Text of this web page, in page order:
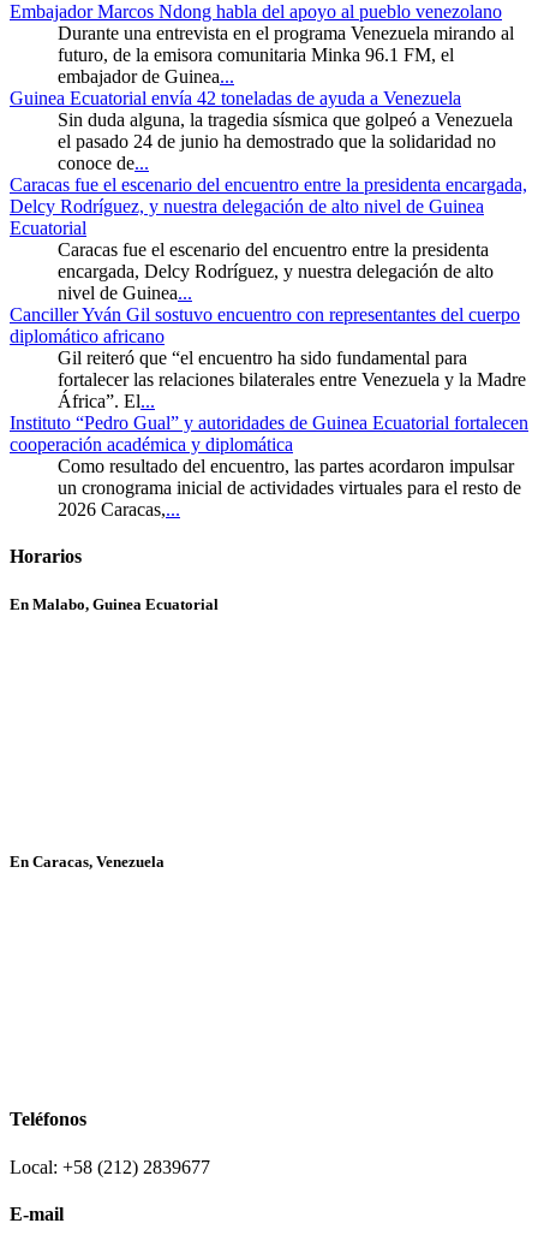
Embajador Marcos Ndong habla del apoyo al pueblo venezolano
Durante una entrevista en el programa Venezuela mirando al
futuro, de la emisora comunitaria Minka 96.1 FM, el
embajador de Guinea...
Guinea Ecuatorial envía 42 toneladas de ayuda a Venezuela
Sin duda alguna, la tragedia sísmica que golpeó a Venezuela
el pasado 24 de junio ha demostrado que la solidaridad no
conoce de...
Caracas fue el escenario del encuentro entre la presidenta encargada,
Delcy Rodríguez, y nuestra delegación de alto nivel de Guinea
Ecuatorial
Caracas fue el escenario del encuentro entre la presidenta
encargada, Delcy Rodríguez, y nuestra delegación de alto
nivel de Guinea...
Canciller Yván Gil sostuvo encuentro con representantes del cuerpo
diplomático africano
Gil reiteró que “el encuentro ha sido fundamental para
fortalecer las relaciones bilaterales entre Venezuela y la Madre
África”. El...
Instituto “Pedro Gual” y autoridades de Guinea Ecuatorial fortalecen
cooperación académica y diplomática
Como resultado del encuentro, las partes acordaron impulsar
un cronograma inicial de actividades virtuales para el resto de
2026 Caracas,...
Horarios
En Malabo, Guinea Ecuatorial
En Caracas, Venezuela
Teléfonos
Local: +58 (212) 2839677
E-mail